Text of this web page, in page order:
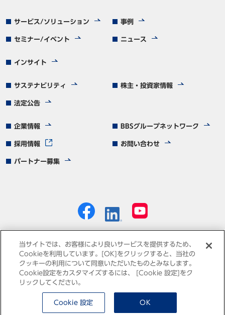
サービス/ソリューション 事例
セミナー/イベント ニュース
インサイト
サステナビリティ 株主・投資家情報
法定公告
企業情報 BBSグループネットワーク
採用情報 お問い合わせ
パートナー募集
個人情報保護方針 免責事項 サイトマップ
© Business Brain Showa-Ota Inc.
当サイトでは、お客様により良いサービスを提供するため、
Cookieを利用しています。[OK]をクリックすると、当社の
クッキーの利用について同意いただいたものとみなします。
Cookie設定をカスタマイズするには、 [Cookie 設定]をク
リックしてください。
Cookie 設定 OK